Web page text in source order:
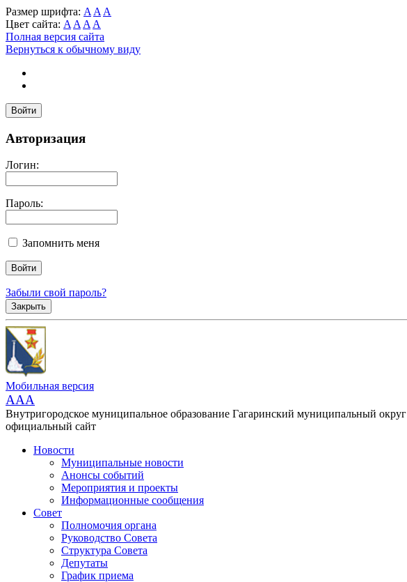
Размер шрифта: A A A
Цвет сайта: A A A A
Полная версия сайта
Вернуться к обычному виду
Войти
Авторизация
Логин:
Пароль:
Запомнить меня
Забыли свой пароль?
Закрыть
Мобильная версия
AAA
Внутригородское муниципальное образование Гагаринский муниципальный округ
официальный сайт
Новости
Муниципальные новости
Анонсы событий
Мероприятия и проекты
Информационные сообщения
Совет
Полномочия органа
Руководство Совета
Структура Совета
Депутаты
График приема